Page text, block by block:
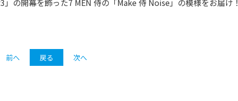
の開幕を飾った7 MEN 侍の「Make 侍 Noise」の模様をお届け！
前へ 戻る 次へ